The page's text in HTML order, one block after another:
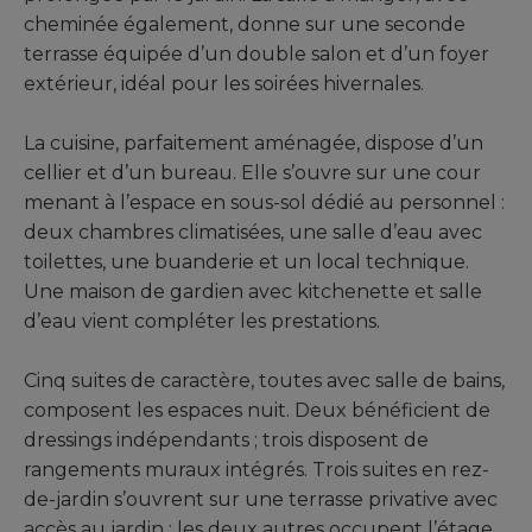
cheminée également, donne sur une seconde
terrasse équipée d’un double salon et d’un foyer
extérieur, idéal pour les soirées hivernales.
La cuisine, parfaitement aménagée, dispose d’un
cellier et d’un bureau. Elle s’ouvre sur une cour
menant à l’espace en sous-sol dédié au personnel :
deux chambres climatisées, une salle d’eau avec
toilettes, une buanderie et un local technique.
Une maison de gardien avec kitchenette et salle
d’eau vient compléter les prestations.
Cinq suites de caractère, toutes avec salle de bains,
composent les espaces nuit. Deux bénéficient de
dressings indépendants ; trois disposent de
rangements muraux intégrés. Trois suites en rez-
de-jardin s’ouvrent sur une terrasse privative avec